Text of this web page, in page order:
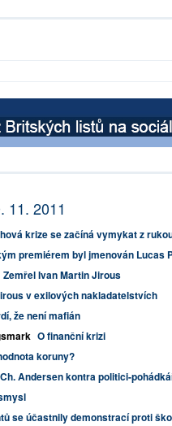
11. 2011
krize se začíná vymykat z
premiérem byl jmenován Lucas
Zemřel Ivan Martin Jirous
v exilových nakladatelstvích
že není mafián
O finanční krizi
koruny?
Andersen kontra politici-
se účastnily demonstrací proti